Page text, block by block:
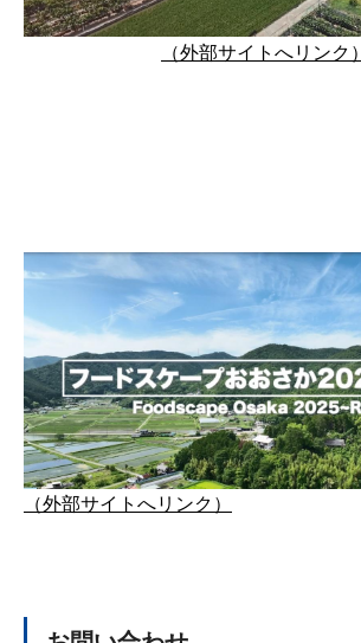
（外部サイトへリンク）
（外部サイトへリンク）